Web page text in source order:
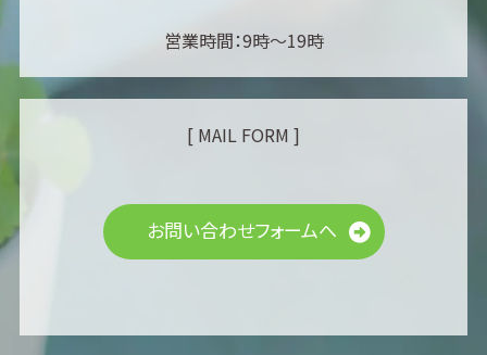
営業時間：9時～19時
[ MAIL FORM ]
お問い合わせフォームへ